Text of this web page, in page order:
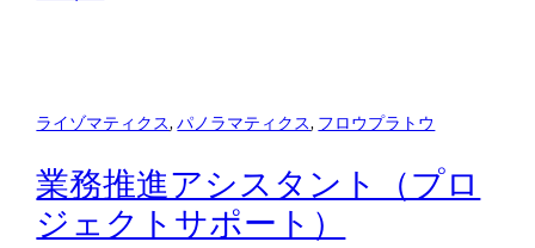
ライゾマティクス, パノラマティクス, フロウプラトウ
業務推進アシスタント（プロ
ジェクトサポート）